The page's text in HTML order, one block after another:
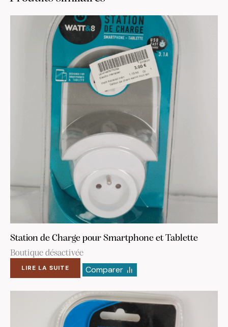
Station de Charge pour Smartphone et Tablette
Boutique désactivée
LIRE LA SUITE Comparer